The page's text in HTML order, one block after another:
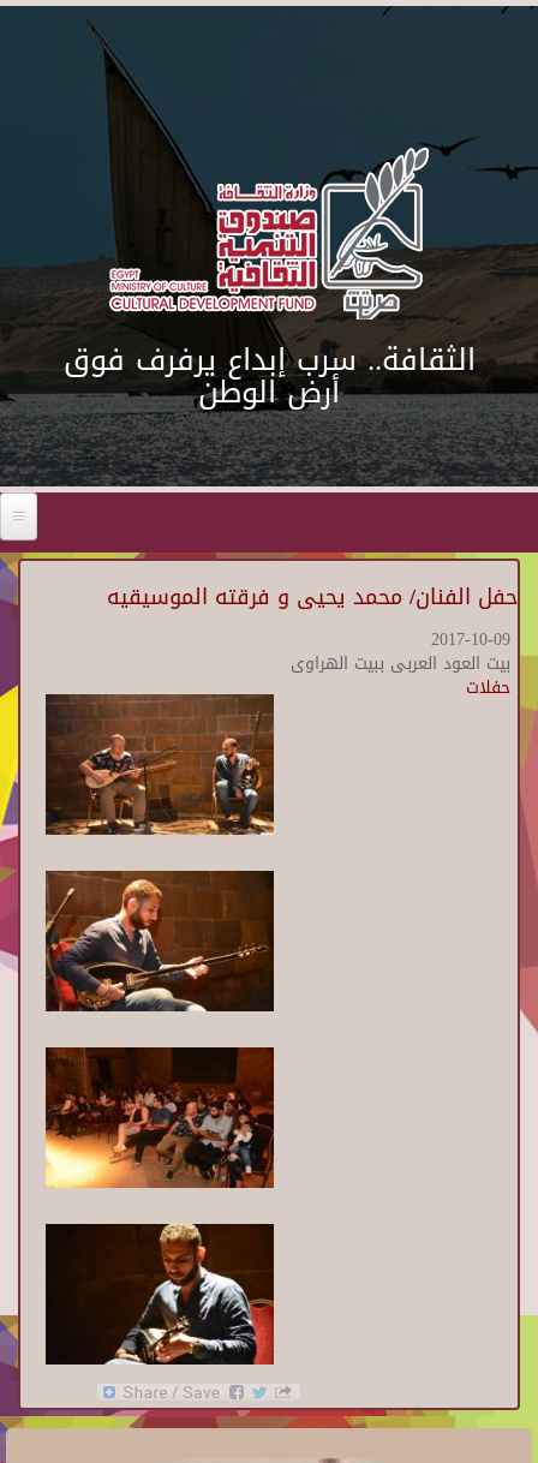
Skip to main content
الثقافة.. سرب إبداع يرفرف فوق
أرض الوطن
حفل الفنان/ محمد يحيى و فرقته الموسيقيه
2017-10-09
بيت العود العربى ببيت الهراوى
حفلات